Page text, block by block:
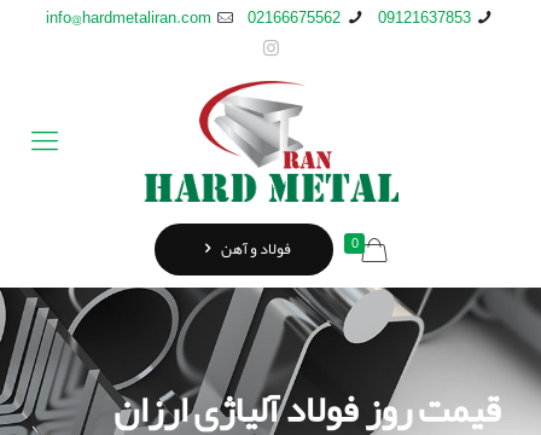
09121637853
02166675562
info@hardmetaliran.com
0 فولاد و آهن
قیمت روز فولاد آلیاژی ارزان